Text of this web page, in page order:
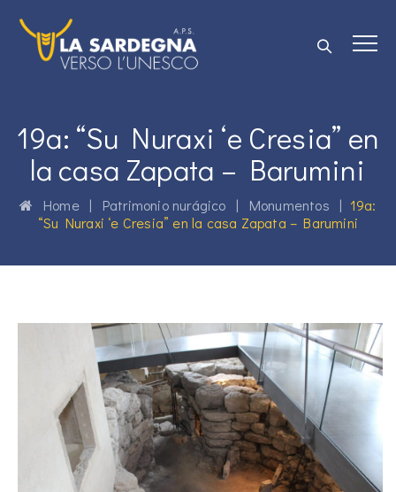
19a: “Su Nuraxi ‘e Cresia” en
la casa Zapata – Barumini
Home| Patrimonio nurágico | Monumentos | 19a:
“Su Nuraxi ‘e Cresia” en la casa Zapata – Barumini